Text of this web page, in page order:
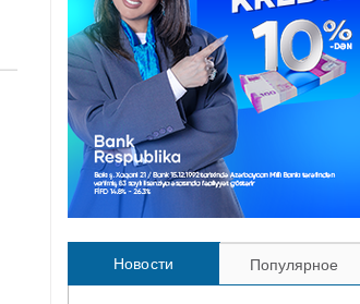
Новости Популярное